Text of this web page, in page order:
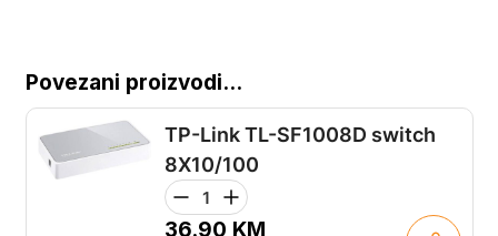
Povezani proizvodi...
TP-Link TL-SF1008D switch
8X10/100
36.90 KM